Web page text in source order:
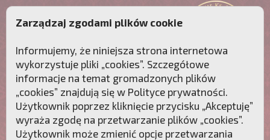
Zarządzaj zgodami plików cookie
Informujemy, że niniejsza strona internetowa
wykorzystuje pliki „cookies”. Szczegółowe
informacje na temat gromadzonych plików
„cookies” znajdują się w Polityce prywatności.
Użytkownik poprzez kliknięcie przycisku „Akceptuję”
wyraża zgodę na przetwarzanie plików „cookies”.
Użytkownik może zmienić opcje przetwarzania